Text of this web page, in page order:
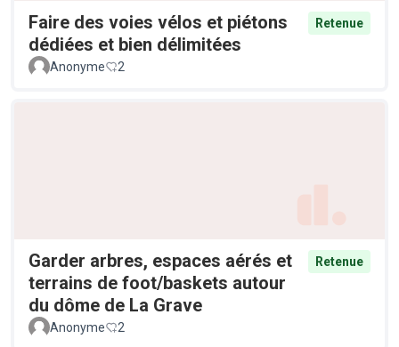
Faire des voies vélos et piétons
dédiées et bien délimitées
Retenue
Anonyme 2
Garder arbres, espaces aérés et
terrains de foot/baskets autour
du dôme de La Grave
Retenue
Anonyme 2